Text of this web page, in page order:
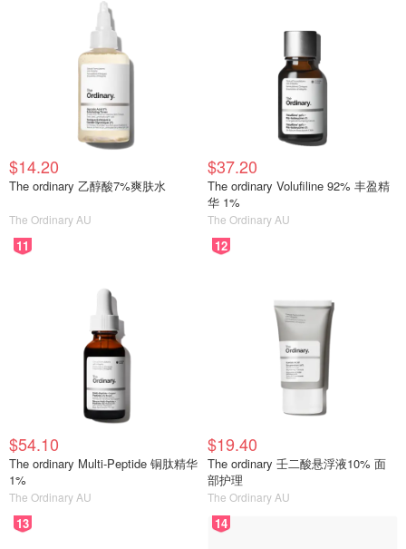
$14.20
The ordinary 乙醇酸7%爽肤水
The Ordinary AU
$37.20
The ordinary Volufiline 92% 丰盈精
华 1%
The Ordinary AU
11
$54.10
The ordinary Multi-Peptide 铜肽精华
1%
The Ordinary AU
12
$19.40
The ordinary 壬二酸悬浮液10% 面
部护理
The Ordinary AU
13 14